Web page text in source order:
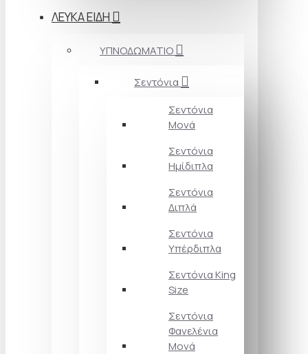
ΛΕΥΚΑ ΕΙΔΗ
ΥΠΝΟΔΩΜΑΤΙΟ
Σεντόνια
Σεντόνια
Μονά
Σεντόνια
Ημίδιπλα
Σεντόνια
Διπλά
Σεντόνια
Υπέρδιπλα
Σεντόνια King
Size
Σεντόνια
Φανελένια
Μονά